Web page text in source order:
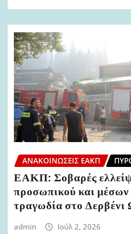
ΑΝΑΚΟΙΝΏΣΕΙΣ ΕΑΚΠ
ΕΑΚΠ: Σοβαρές
προσωπικού και
τραγωδία στο
admin Ιούλ 2, 2026